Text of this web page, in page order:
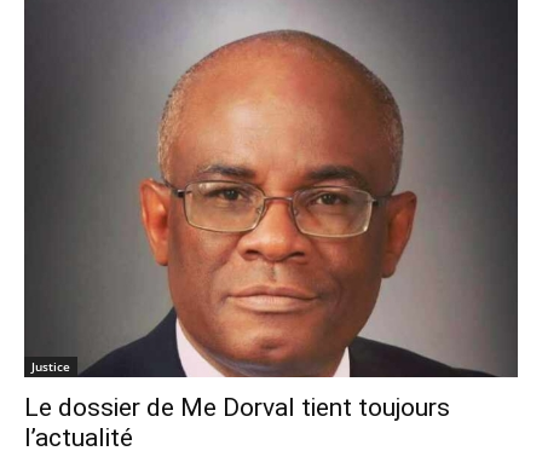
Justice
Le dossier de Me Dorval tient toujours
l’actualité